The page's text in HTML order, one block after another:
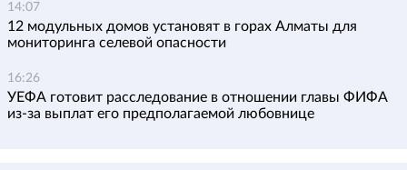
14:07
12 модульных домов установят в горах Алматы для
мониторинга селевой опасности
16:26
УЕФА готовит расследование в отношении главы ФИФА
из-за выплат его предполагаемой любовнице